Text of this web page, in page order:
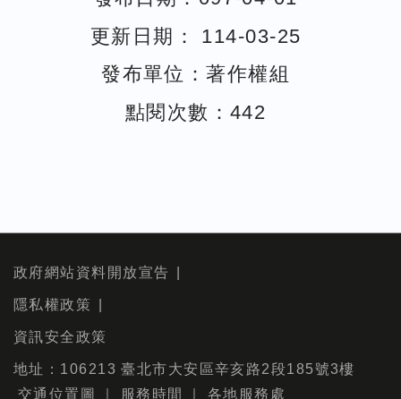
更新日期： 114-03-25
發布單位：著作權組
點閱次數：442
政府網站資料開放宣告
隱私權政策
資訊安全政策
地址：106213 臺北市大安區辛亥路2段185號3樓
交通位置圖
服務時間 各地服務處